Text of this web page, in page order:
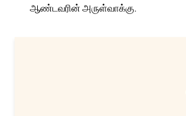
ஆண்டவரின் அருள்வாக்கு.